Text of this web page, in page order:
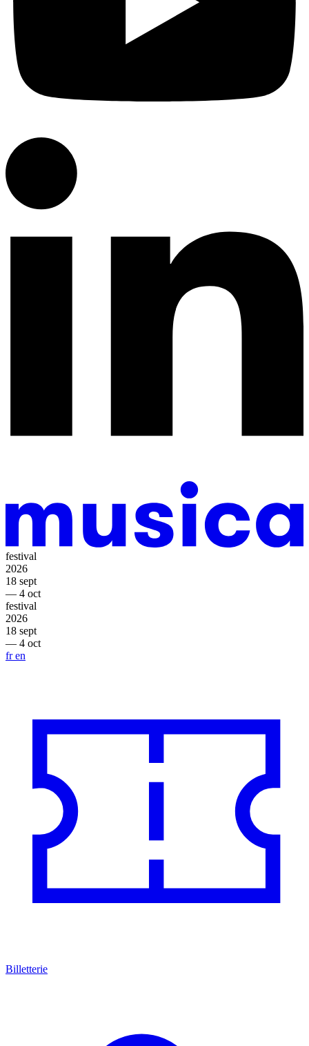
festival
2026
18 sept
— 4 oct
festival
2026
18 sept
— 4 oct
fren
Billetterie